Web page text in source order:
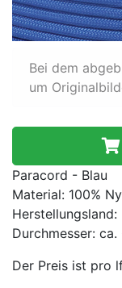
Bei dem
um
Paracord - Blau
Material: 100%
Herstellungsland:
Durchmesser: ca.
Der Preis ist pro